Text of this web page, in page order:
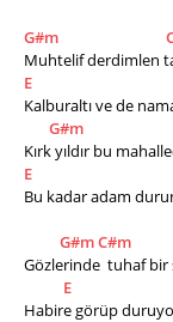
G#m
Muhtelif derdimlen
E
Kalburaltı ve de
G#m
Kırk yıldır bu
E
Bu kadar adam
G#mC#m
Gözlerinde  tuhaf bir
E
Habire görüp